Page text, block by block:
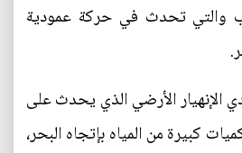
والتي تحدث في حركة عمودية
الإنهيار الأرضي الذي يحدث على
كبيرة من المياه بإتجاه البحر،